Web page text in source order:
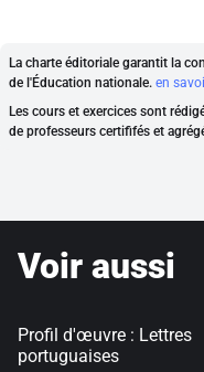
La charte éditoriale garantit la
de l'Éducation nationale. en
Les cours et exercices sont
de professeurs certififés et
Voir aussi
Profil d'œuvre : Lettres
portuguaises